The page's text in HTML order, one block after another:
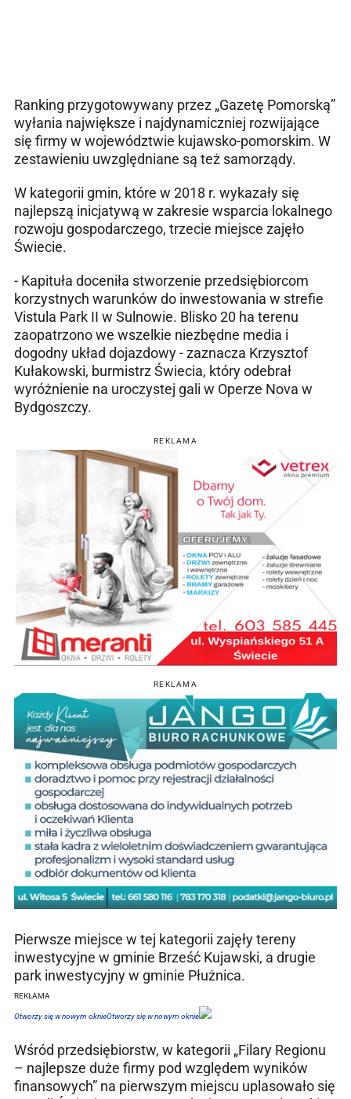
Ranking przygotowywany przez „Gazetę Pomorską”
wyłania największe i najdynamiczniej rozwijające
się firmy w województwie kujawsko-pomorskim. W
zestawieniu uwzględniane są też samorządy.
W kategorii gmin, które w 2018 r. wykazały się
najlepszą inicjatywą w zakresie wsparcia lokalnego
rozwoju gospodarczego, trzecie miejsce zajęło
Świecie.
- Kapituła doceniła stworzenie przedsiębiorcom
korzystnych warunków do inwestowania w strefie
Vistula Park II w Sulnowie. Blisko 20 ha terenu
zaopatrzono we wszelkie niezbędne media i
dogodny układ dojazdowy - zaznacza Krzysztof
Kułakowski, burmistrz Świecia, który odebrał
wyróżnienie na uroczystej gali w Operze Nova w
Bydgoszczy.
REKLAMA
REKLAMA
Pierwsze miejsce w tej kategorii zajęły tereny
inwestycyjne w gminie Brześć Kujawski, a drugie
park inwestycyjny w gminie Płużnica.
REKLAMA
Otworzy się w nowym oknieOtworzy się w nowym oknie
Wśród przedsiębiorstw, w kategorii „Filary Regionu
– najlepsze duże firmy pod względem wyników
finansowych” na pierwszym miejscu uplasowało się